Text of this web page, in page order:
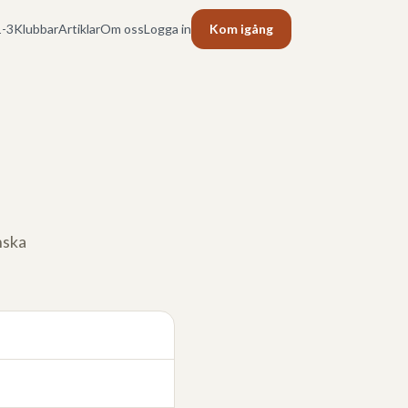
3KlubbarArtiklarOm ossLogga in Kom igång